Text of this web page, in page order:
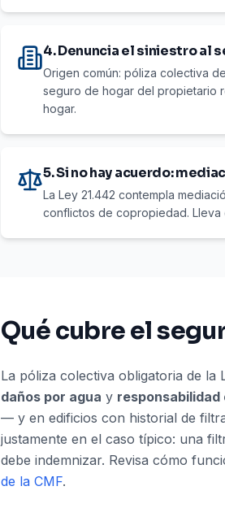
4. Denuncia el siniestro al
Origen común: póliza colectiva
seguro de hogar del propietario
hogar.
5. Si no hay acuerdo:
La Ley 21.442 contempla
conflictos de copropiedad. Lleva
Qué cubre el
La póliza colectiva obligatoria de
daños por agua y responsabilidad
— y en edificios con historial de
justamente en el caso típico: una
debe indemnizar. Revisa cómo
de la CMF.